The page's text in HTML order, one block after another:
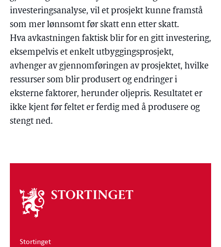
investeringsanalyse, vil et prosjekt kunne framstå
som mer lønnsomt før skatt enn etter skatt.
Hva avkastningen faktisk blir for en gitt investering,
eksempelvis et enkelt utbyggingsprosjekt,
avhenger av gjennomføringen av prosjektet, hvilke
ressurser som blir produsert og endringer i
eksterne faktorer, herunder oljepris. Resultatet er
ikke kjent før feltet er ferdig med å produsere og
stengt ned.
Om
stortinget
Stortinget